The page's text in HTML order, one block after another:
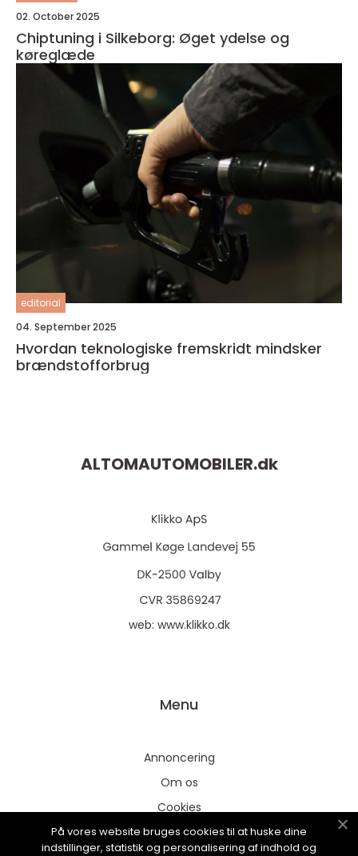
02. October 2025
Chiptuning i Silkeborg: Øget ydelse og
køreglæde
editorial
04. September 2025
Hvordan teknologiske fremskridt mindsker
brændstofforbrug
ALTOMAUTOMOBILER.dk
web: www.klikko.dk
Menu
Annoncering
Om os
Cookies
Kontakt os
På vores website bruges cookies til at huske dine
indstillinger, statistik og personalisering af indhold og